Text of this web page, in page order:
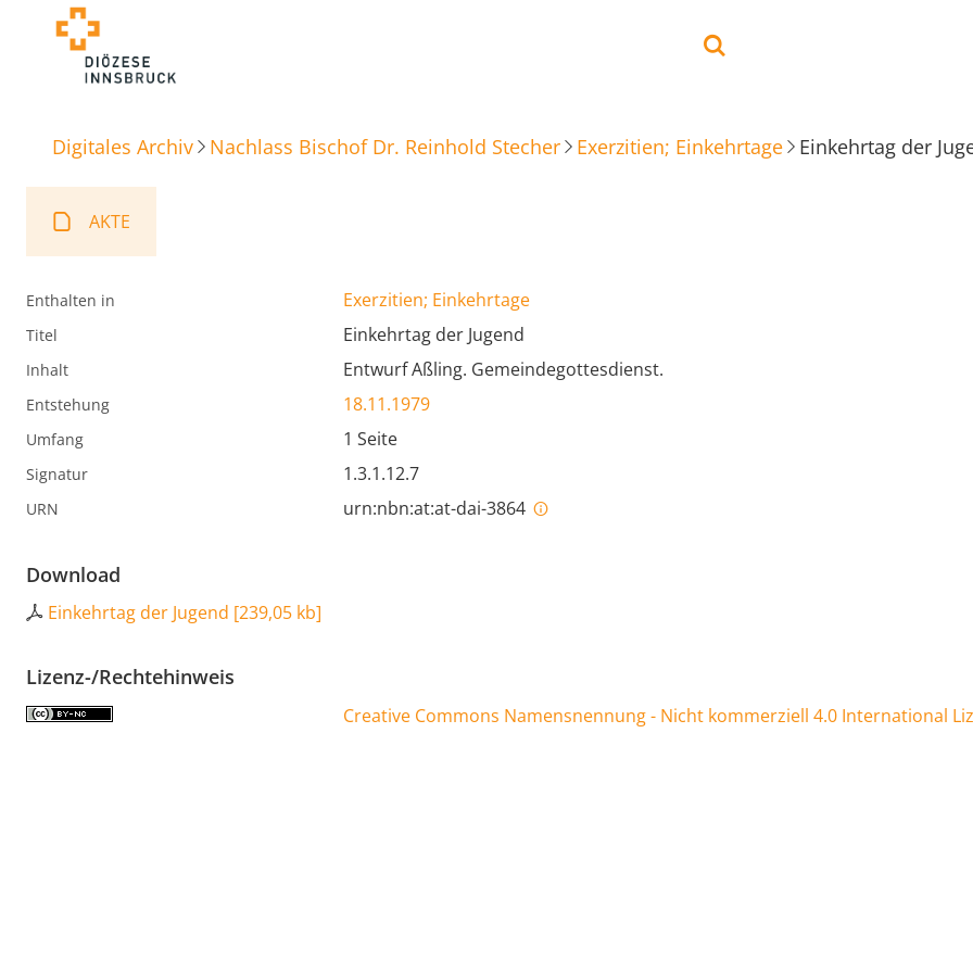
Digitales Archiv Nachlass Bischof Dr. Reinhold Stecher Exerzitien; Einkehrtage Einkehrtag der
AKTE
Enthalten in Exerzitien; Einkehrtage
Titel Einkehrtag der Jugend
Inhalt Entwurf Aßling. Gemeindegottesdienst.
Entstehung 18.11.1979
Umfang 1 Seite
Signatur 1.3.1.12.7
URN urn:nbn:at:at-dai-3864
Download
Einkehrtag der Jugend [239,05 kb]
Lizenz-/Rechtehinweis
Creative Commons Namensnennung - Nicht kommerziell 4.0 International